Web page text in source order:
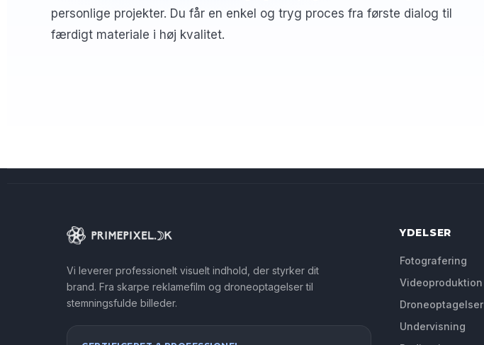
personlige projekter. Du får en enkel og tryg proces fra første dialog til
færdigt materiale i høj kvalitet.
Vi leverer professionelt visuelt indhold, der styrker dit
brand. Fra skarpe reklamefilm og droneoptagelser til
stemningsfulde billeder.
YDELSER
Fotografering
Videoproduktion
Droneoptagelser
Undervisning